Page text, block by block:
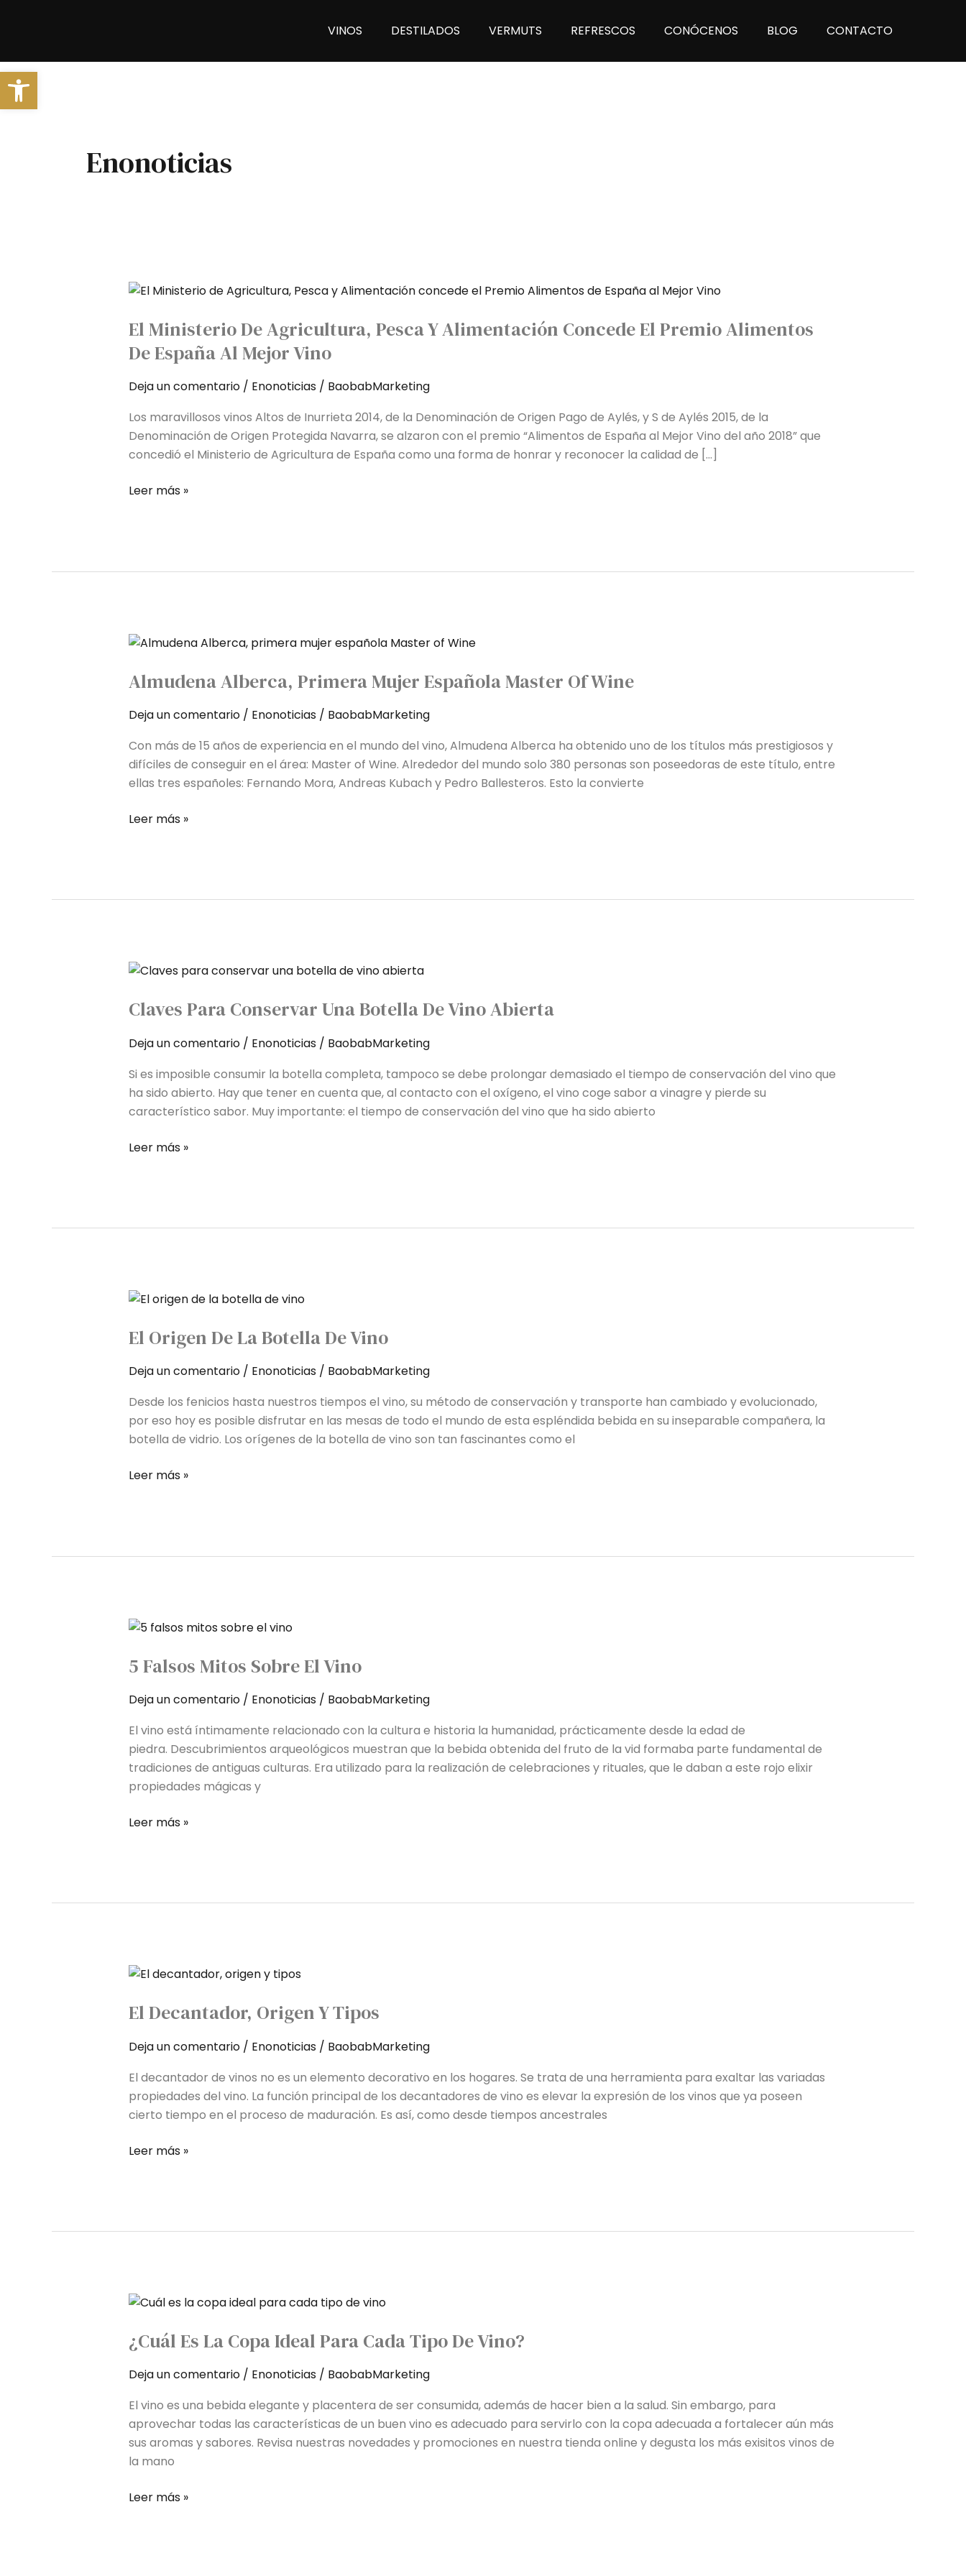
VINOS DESTILADOS VERMUTS REFRESCOS CONÓCENOS BLOG CONTACTO
Enonoticias
El Ministerio De Agricultura, Pesca Y Alimentación Concede El Premio Alimentos
De España Al Mejor Vino
Deja un comentario / Enonoticias/ BaobabMarketing
Los maravillosos vinos Altos de Inurrieta 2014, de la Denominación de Origen Pago de Aylés, y S de Aylés 2015, de la
Denominación de Origen Protegida Navarra, se alzaron con el premio “Alimentos de España al Mejor Vino del año 2018” que
concedió el Ministerio de Agricultura de España como una forma de honrar y reconocer la calidad de […]
El
de
Agricultura,
Pesca
y
concede
el
Premio
de
Vino
Leer más »
Almudena Alberca, Primera Mujer Española Master Of Wine
Deja un comentario / Enonoticias/ BaobabMarketing
Con más de 15 años de experiencia en el mundo del vino, Almudena Alberca ha obtenido uno de los títulos más prestigiosos y
difíciles de conseguir en el área: Master of Wine. Alrededor del mundo solo 380 personas son poseedoras de este título, entre
ellas tres españoles: Fernando Mora, Andreas Kubach y Pedro Ballesteros. Esto la convierte
Almudena
primera
española
of
Wine
Leer más »
Claves Para Conservar Una Botella De Vino Abierta
Deja un comentario / Enonoticias/ BaobabMarketing
Si es imposible consumir la botella completa, tampoco se debe prolongar demasiado el tiempo de conservación del vino que
ha sido abierto. Hay que tener en cuenta que, al contacto con el oxígeno, el vino coge sabor a vinagre y pierde su
característico sabor. Muy importante: el tiempo de conservación del vino que ha sido abierto
Claves
conservar
botella
vino
abierta
Leer más »
El Origen De La Botella De Vino
Deja un comentario / Enonoticias/ BaobabMarketing
Desde los fenicios hasta nuestros tiempos el vino, su método de conservación y transporte han cambiado y evolucionado,
por eso hoy es posible disfrutar en las mesas de todo el mundo de esta espléndida bebida en su inseparable compañera, la
botella de vidrio. Los orígenes de la botella de vino son tan fascinantes como el
El
de
botella
vino
Leer más »
5 Falsos Mitos Sobre El Vino
Deja un comentario / Enonoticias/ BaobabMarketing
El vino está íntimamente relacionado con la cultura e historia la humanidad, prácticamente desde la edad de
piedra. Descubrimientos arqueológicos muestran que la bebida obtenida del fruto de la vid formaba parte fundamental de
tradiciones de antiguas culturas. Era utilizado para la realización de celebraciones y rituales, que le daban a este rojo elixir
propiedades mágicas y
5
mitos
el
Leer más »
El Decantador, Origen Y Tipos
Deja un comentario / Enonoticias/ BaobabMarketing
El decantador de vinos no es un elemento decorativo en los hogares. Se trata de una herramienta para exaltar las variadas
propiedades del vino. La función principal de los decantadores de vino es elevar la expresión de los vinos que ya poseen
cierto tiempo en el proceso de maduración. Es así, como desde tiempos ancestrales
El
origen
tipos
Leer más »
¿Cuál Es La Copa Ideal Para Cada Tipo De Vino?
Deja un comentario / Enonoticias/ BaobabMarketing
El vino es una bebida elegante y placentera de ser consumida, además de hacer bien a la salud. Sin embargo, para
aprovechar todas las características de un buen vino es adecuado para servirlo con la copa adecuada a fortalecer aún más
sus aromas y sabores. Revisa nuestras novedades y promociones en nuestra tienda online y degusta los más exisitos vinos de
la mano
¿Cuál
la
ideal
cada
tipo
de
vino?
Leer más »
Abrir barra de herramientas